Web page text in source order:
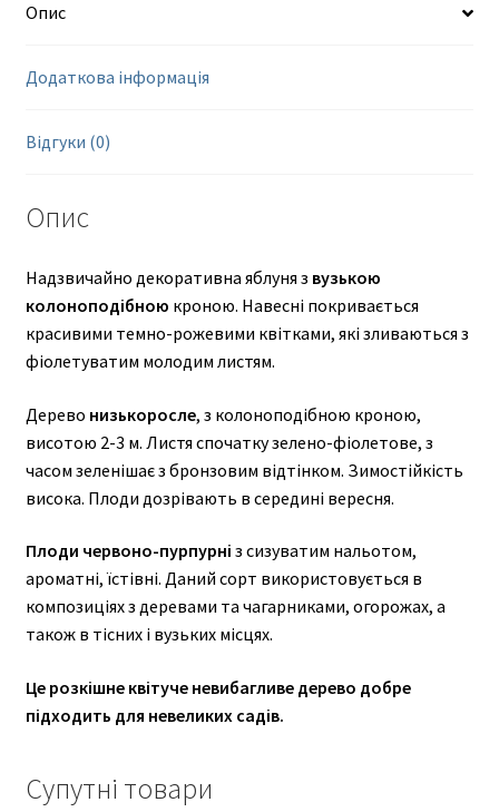
Опис
Додаткова інформація
Відгуки (0)
Опис
Надзвичайно декоративна яблуня з вузькою
колоноподібною кроною. Навесні покривається
красивими темно-рожевими квітками, які зливаються з
фіолетуватим молодим листям.
Дерево низькоросле, з колоноподібною кроною,
висотою 2-3 м. Листя спочатку зелено-фіолетове, з
часом зеленішає з бронзовим відтінком. Зимостійкість
висока. Плоди дозрівають в середині вересня.
Плоди червоно-пурпурні з сизуватим нальотом,
ароматні, їстівні. Даний сорт використовується в
композиціях з деревами та чагарниками, огорожах, а
також в тісних і вузьких місцях.
Це розкішне квітуче невибагливе дерево добре
підходить для невеликих садів.
Супутні товари